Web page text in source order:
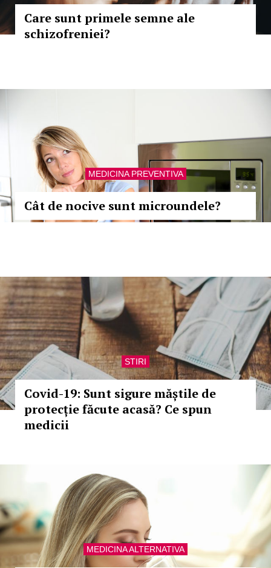
Care sunt primele semne ale
schizofreniei?
MEDICINA PREVENTIVA
Cât de nocive sunt microundele?
STIRI
Covid-19: Sunt sigure măștile de
protecție făcute acasă? Ce spun
medicii
MEDICINA ALTERNATIVA